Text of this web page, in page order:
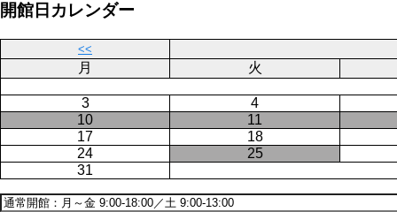
送
開館日カレンダー
<<
月 火
3
4
10
11
17
18
24
25
31